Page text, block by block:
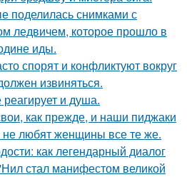
поделилась снимками с
ледвичем, которое прошло в
иды.
спорят и конфликтуют вокруг
извиняться.
реагирует и душа.
как прежде, и наши пиджаки
не любят женщины все те же.
как легендарный диалог
стал манифестом великой